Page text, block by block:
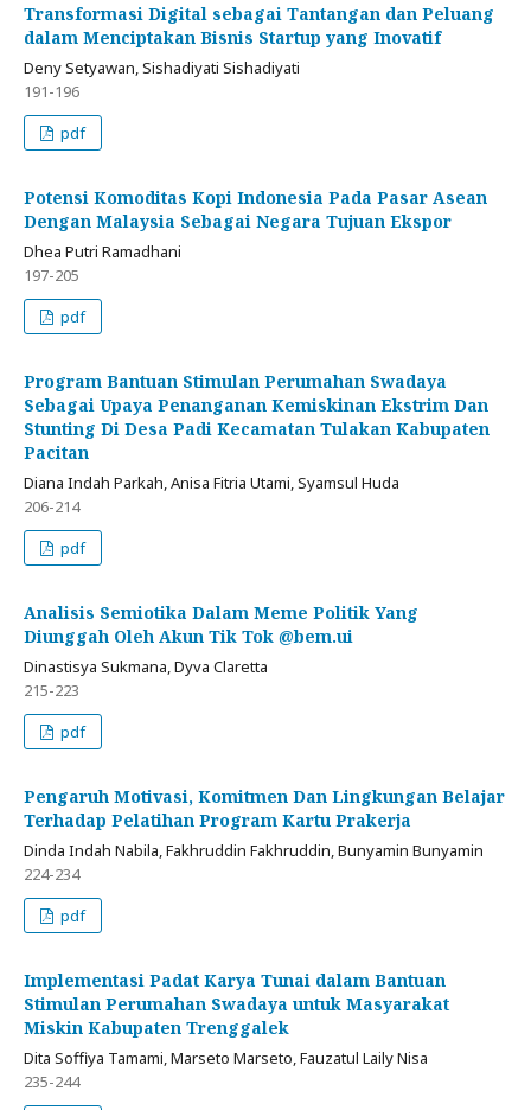
Transformasi Digital sebagai Tantangan dan Peluang
dalam Menciptakan Bisnis Startup yang Inovatif
Deny Setyawan, Sishadiyati Sishadiyati
191-196
pdf
Potensi Komoditas Kopi Indonesia Pada Pasar Asean
Dengan Malaysia Sebagai Negara Tujuan Ekspor
Dhea Putri Ramadhani
197-205
pdf
Program Bantuan Stimulan Perumahan Swadaya
Sebagai Upaya Penanganan Kemiskinan Ekstrim Dan
Stunting Di Desa Padi Kecamatan Tulakan Kabupaten
Pacitan
Diana Indah Parkah, Anisa Fitria Utami, Syamsul Huda
206-214
pdf
Analisis Semiotika Dalam Meme Politik Yang
Diunggah Oleh Akun Tik Tok @bem.ui
Dinastisya Sukmana, Dyva Claretta
215-223
pdf
Pengaruh Motivasi, Komitmen Dan Lingkungan Belajar
Terhadap Pelatihan Program Kartu Prakerja
Dinda Indah Nabila, Fakhruddin Fakhruddin, Bunyamin Bunyamin
224-234
pdf
Implementasi Padat Karya Tunai dalam Bantuan
Stimulan Perumahan Swadaya untuk Masyarakat
Miskin Kabupaten Trenggalek
Dita Soffiya Tamami, Marseto Marseto, Fauzatul Laily Nisa
235-244